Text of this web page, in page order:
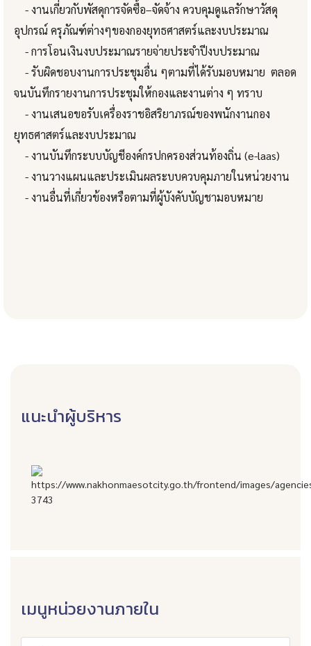
- งานเกี่ยวกับพัสดุการจัดซื้อ–จัดจ้าง ควบคุมดูแลรักษาวัสดุ
อุปกรณ์ ครุภัณฑ์ต่างๆของกองยุทธศาสตร์และงบประมาณ
- การโอนเงินงบประมาณรายจ่ายประจำปีงบประมาณ
- รับผิดชอบงานการประชุมอื่น ๆตามที่ได้รับมอบหมาย ตลอด
จนบันทึกรายงานการประชุมให้กองและงานต่าง ๆ ทราบ
- งานเสนอขอรับเครื่องราชอิสริยาภรณ์ของพนักงานกอง
ยุทธศาสตร์และงบประมาณ
- งานบันทึกระบบบัญชีองค์กรปกครองส่วนท้องถิ่น (e-laas)
- งานวางแผนและประเมินผลระบบควบคุมภายในหน่วยงาน
- งานอื่นที่เกี่ยวข้องหรือตามที่ผู้บังคับบัญชามอบหมาย
แนะนำผู้บริหาร
เมนูหน่วยงานภายใน